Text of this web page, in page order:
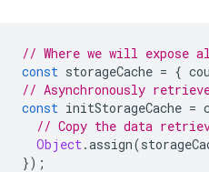
// Where we will expose
const storageCache = {
// Asynchronously
const initStorageCache =
// Copy the data
Object.assign(
});